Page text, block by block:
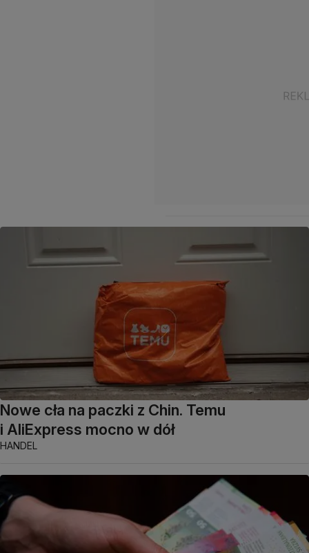
Nowe cła na paczki z Chin. Temu
i AliExpress mocno w dół
HANDEL